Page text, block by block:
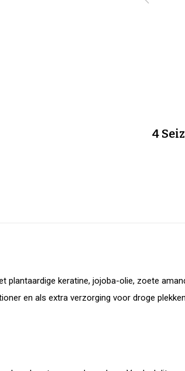
4
plantaardige keratine, jojoba-olie, zoete
en als extra verzorging voor droge